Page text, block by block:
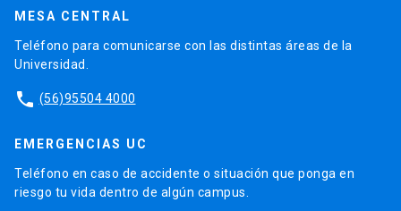
MESA CENTRAL
Teléfono para comunicarse con las distintas áreas de la
Universidad.
phone (56)95504 4000
EMERGENCIAS UC
Teléfono en caso de accidente o situación que ponga en
riesgo tu vida dentro de algún campus.